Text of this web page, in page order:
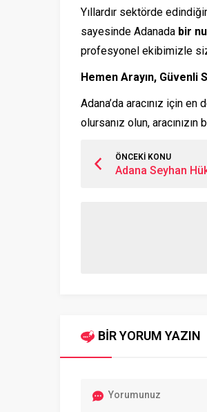
Yıllardır sektörde
sayesinde Adanada bir
profesyonel ekibimizle
Hemen Arayın, Güvenli
Adana’da aracınız için
olursanız olun,
ÖNCEKİ KONU
Adana Seyhan
BİR YORUM YAZIN